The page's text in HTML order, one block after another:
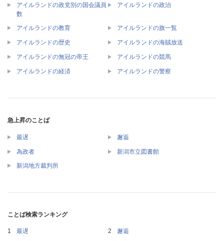
アイルランドの政党別の国会議員
数
アイルランドの政治
アイルランドの教育 アイルランドの旗一覧
アイルランドの歴史 アイルランドの海賊放送
アイルランドの無冠の帝王 アイルランドの競馬
アイルランドの経済 アイルランドの警察
急上昇のことば
最遅 邂逅
為政者 新潟市立図書館
新潟地方裁判所
ことば検索ランキング
最遅
邂逅